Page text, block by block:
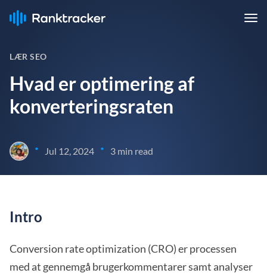
LÆR SEO
Hvad er optimering af
konverteringsraten
• Jul 12, 2024 • 3 min read
Intro
Conversion rate optimization (CRO) er processen
med at gennemgå brugerkommentarer samt analyser